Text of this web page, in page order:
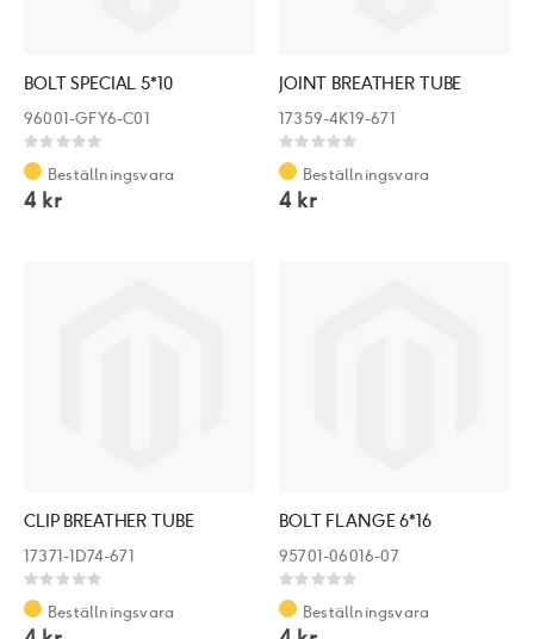
BOLT SPECIAL 5*10
96001-GFY6-C01
Rating:
0%
Beställningsvara
4 kr
JOINT BREATHER TUBE
17359-4K19-671
Rating:
0%
Beställningsvara
4 kr
CLIP BREATHER TUBE
17371-1D74-671
Rating:
0%
Beställningsvara
BOLT FLANGE 6*16
95701-06016-07
Rating:
0%
Beställningsvara